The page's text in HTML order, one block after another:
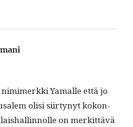
Yamalle että jo
olisi siir­tynyt kokon­
on merkit­tävä